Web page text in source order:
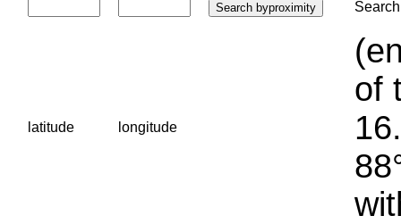
latitude longitude
of